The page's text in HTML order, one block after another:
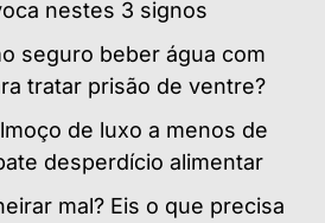
nestes 3 signos
seguro beber água com
tratar prisão de ventre?
de luxo a menos de
desperdício alimentar
mal? Eis o que precisa